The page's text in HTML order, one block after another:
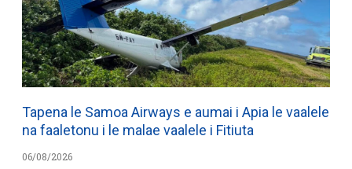
Tapena le Samoa Airways e aumai i Apia le vaalele
na faaletonu i le malae vaalele i Fitiuta
06/08/2026